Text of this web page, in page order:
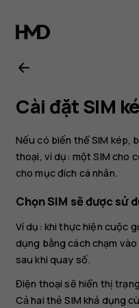
Hướng
dẫn
sử
dụng
Nokia
8.1
Cài đặt SIM
Nếu có biến thể SIM kép,
thoại, ví dụ: một SIM cho
cho mục đích cá nhân.
Chọn SIM sẽ được sử
Ví dụ: khi thực hiện cuộc
dụng bằng cách chạm
sau khi quay số.
Điện thoại sẽ hiển thị
Cả hai thẻ SIM khả dụng